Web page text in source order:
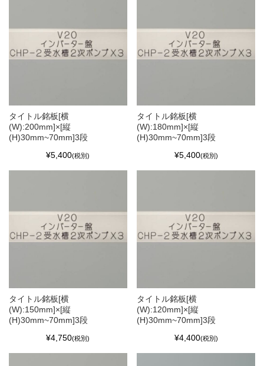
タイトル銘板[横
(W):200mm]×[縦
(H)30mm~70mm]3段
¥5,400(税別)
タイトル銘板[横
(W):180mm]×[縦
(H)30mm~70mm]3段
¥5,400(税別)
タイトル銘板[横
(W):150mm]×[縦
(H)30mm~70mm]3段
¥4,750(税別)
タイトル銘板[横
(W):120mm]×[縦
(H)30mm~70mm]3段
¥4,400(税別)